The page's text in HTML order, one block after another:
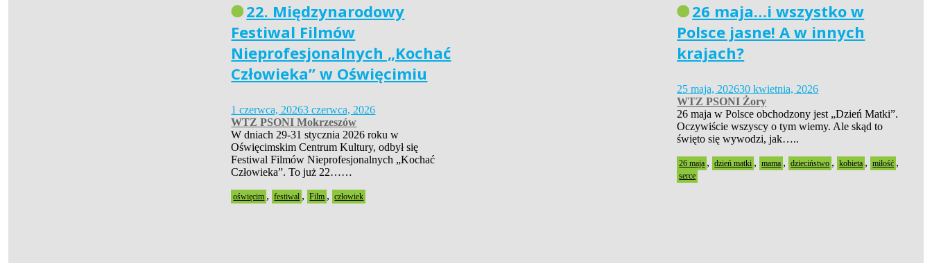
22. Międzynarodowy
Festiwal Filmów
Nieprofesjonalnych „Kochać
Człowieka” w Oświęcimiu
1 czerwca, 20263 czerwca, 2026
WTZ PSONI Mokrzeszów
W dniach 29-31 stycznia 2026 roku w
Oświęcimskim Centrum Kultury, odbył się
Festiwal Filmów Nieprofesjonalnych „Kochać
Człowieka”. To już 22……
oświęcim , festiwal , Film , człowiek
26 maja…i wszystko w
Polsce jasne! A w innych
krajach?
25 maja, 202630 kwietnia, 2026
WTZ PSONI Żory
26 maja w Polsce obchodzony jest „Dzień Matki”.
Oczywiście wszyscy o tym wiemy. Ale skąd to
święto się wywodzi, jak…..
26 maja , dzień matki , mama , dzieciństwo , kobieta , miłość ,
serce